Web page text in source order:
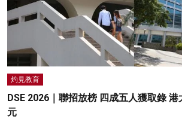
灼見教育
DSE 2026｜聯招放榜 四成五人獲取錄
元